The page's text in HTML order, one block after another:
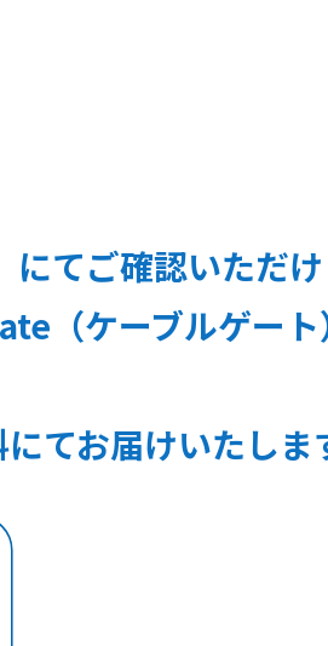
てご確認いただけ
（ケーブルゲー
てお届けいたしま